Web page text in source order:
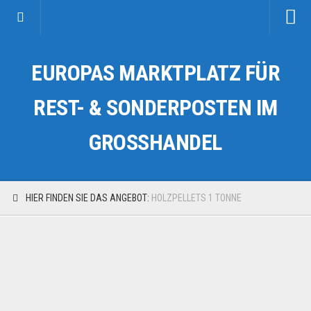
Kategorien
Auto & Motorrad
Fahrzeuge & Transport
EUROPAS MARKTPLATZ FÜR
REST- & SONDERPOSTEN IM
GROSSHANDEL
HIER FINDEN SIE DAS ANGEBOT: HOLZPELLETS 1 TONNE